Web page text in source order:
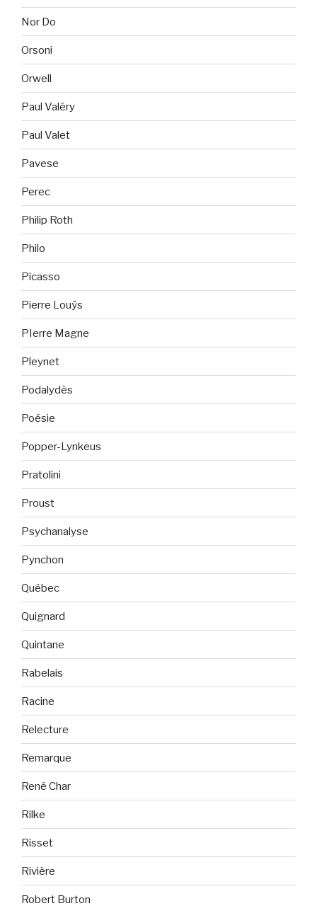
Nor Do
Orsoni
Orwell
Paul Valéry
Paul Valet
Pavese
Perec
Philip Roth
Philo
Picasso
Pierre Louÿs
PIerre Magne
Pleynet
Podalydès
Poésie
Popper-Lynkeus
Pratolini
Proust
Psychanalyse
Pynchon
Québec
Quignard
Quintane
Rabelais
Racine
Relecture
Remarque
René Char
Rilke
Risset
Rivière
Robert Burton